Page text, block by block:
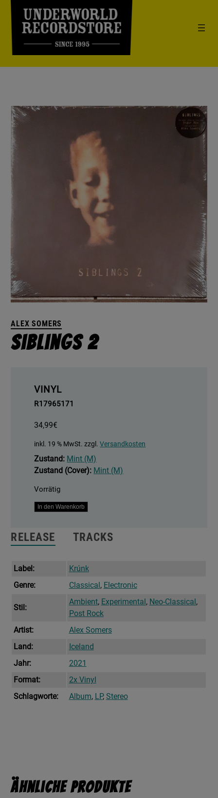
ALEX SOMERS
Siblings 2
VINYL
R17965171
34,99€
inkl. 19 % MwSt. zzgl.Versandkosten
Zustand: Mint (M)
Zustand (Cover): Mint (M)
Vorrätig
Siblings
In den Warenkorb
RELEASE TRACKS
Label:
Krúnk
Genre:
Classical, Electronic
Stil:
Ambient, Experimental, Neo-Classical,
Post Rock
Artist:
Alex Somers
Land:
Iceland
Jahr:
2021
Format:
2x Vinyl
Schlagworte:
Album, LP, Stereo
Ähnliche Produkte